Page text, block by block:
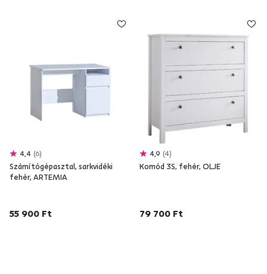
4,4 6
Számítógépasztal, sarkvidéki
fehér, ARTEMIA
55 900 Ft
4,9 4
Komód 3S, fehér, OLJE
79 700 Ft